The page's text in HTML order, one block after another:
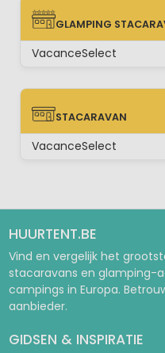
GLAMPING STACARAVAN
GLAMPING
VacanceSelect
STACARAVAN
STACARAVAN
VacanceSelect
HUURTENT.BE
Vind en vergelijk het
stacaravans en glamping-
campings in Europa.
aanbieder.
GIDSEN & INSPIRATIE